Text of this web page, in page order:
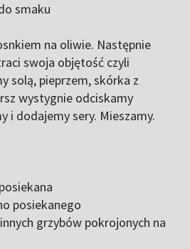
smaku
na oliwie. Następnie
swoja objętość czyli
solą, pieprzem, skórka z
wystygnie odciskamy
i dodajemy sery. Mieszamy.
posiekanego
grzybów pokrojonych na